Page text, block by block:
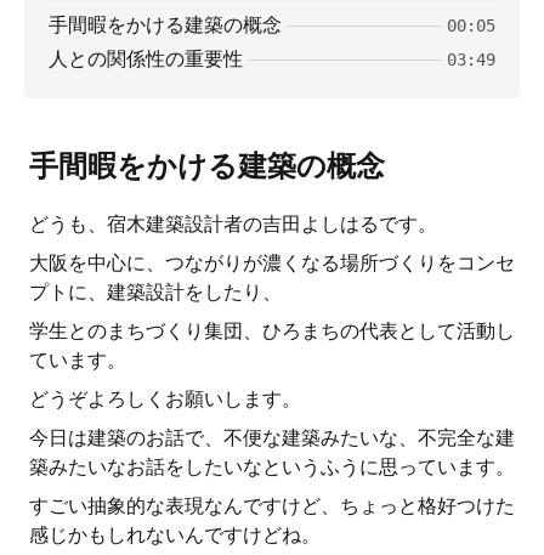
手間暇をかける建築の概念 00:05
人との関係性の重要性 03:49
手間暇をかける建築の概念
どうも、宿木建築設計者の吉田よしはるです。
大阪を中心に、つながりが濃くなる場所づくりをコンセ
プトに、建築設計をしたり、
学生とのまちづくり集団、ひろまちの代表として活動し
ています。
どうぞよろしくお願いします。
今日は建築のお話で、不便な建築みたいな、不完全な建
築みたいなお話をしたいなというふうに思っています。
すごい抽象的な表現なんですけど、ちょっと格好つけた
感じかもしれないんですけどね。